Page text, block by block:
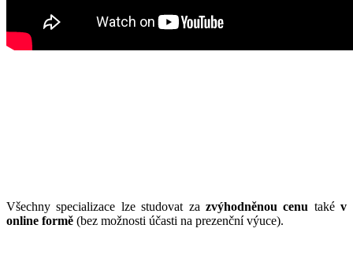
Všechny specializace lze studovat za zvýhodněnou cenu také v
online formě (bez možnosti účasti na prezenční výuce).